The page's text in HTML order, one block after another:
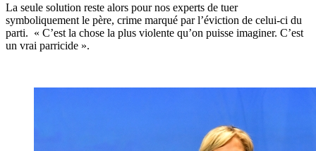
La seule solution reste alors pour nos experts de tuer
symboliquement le père, crime marqué par l’éviction de celui-ci du
parti. « C’est la chose la plus violente qu’on puisse imaginer. C’est
un vrai parricide ».